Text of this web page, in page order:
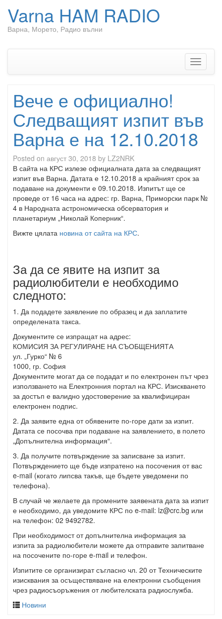
Varna HAM RADIO
Варна, Морето, Радио вълни
Toggle
Вече е официално!
Следващият изпит във
Варна е на 12.10.2018
Posted on август 30, 2018 by LZ2NRK
В сайта на КРС излезе официалната дата за следващият
изпит във Варна. Датата е 12.10.2018 а крайният срок за
подаване на документи е 09.10.2018. Изпитът ще се
проведе от 16 часа на адрес: гр. Варна, Приморски парк №
4 в Народната астрономическа обсерватория и
планетариум „Николай Коперник“.
Вижте цялата новина от сайта на КРС.
За да се явите на изпит за
радиолюбители е необходимо
следното:
1. Да подадете заявление по образец и да заплатите
определената такса.
Документите се изпращат на адрес:
КОМИСИЯ ЗА РЕГУЛИРАНЕ НА СЪОБЩЕНИЯТА
ул. „Гурко“ № 6
1000, гр. София
Документите могат да се подадат и по електронен път чрез
използването на Електронния портал на КРС. Изискването
за достъп е валидно удостоверение за квалифициран
електронен подпис.
2. Да заявите една от обявените по-горе дати за изпит.
Датата се посочва при подаване на заявлението, в полето
„Допълнителна информация“.
3. Да получите потвърждение за записване за изпит.
Потвърждението ще бъде изпратено на посочения от вас
e-mail (когато липсва такъв, ще бъдете уведомени по
телефона).
В случай че желаете да промените заявената дата за изпит
е необходимо, да уведомите КРС по e-mail: lz@crc.bg или
на телефон: 02 9492782.
При необходимост от допълнителна информация за
изпита за радиолюбители можете да отправите запитване
на посочените по-горе e-mail и телефон.
Изпитите се организират съгласно чл. 20 от Техническите
изисквания за осъществяване на електронни съобщения
чрез радиосъоръжения от любителската радиослужба.
Новини